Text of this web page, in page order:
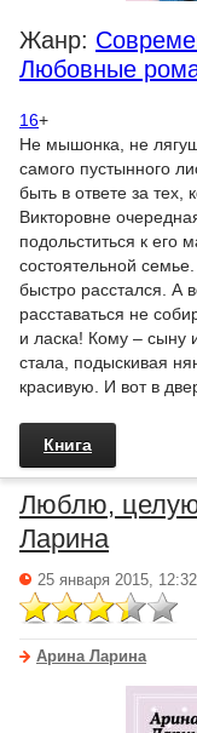
Жанр:
Любовные
16+
Не мышонка, не
самого пустынного
быть в ответе за тех,
Викторовне
подольститься к его
состоятельной
быстро расстался. А
расставаться не
и ласка! Кому – сыну
стала, подыскивая
красивую. И вот в
Книга
Люблю,
Ларина
25 января 2015, 12:32
Арина Ларина